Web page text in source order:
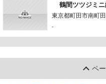
鶴間ツツジミ
東京都町田市南町
-
ペ